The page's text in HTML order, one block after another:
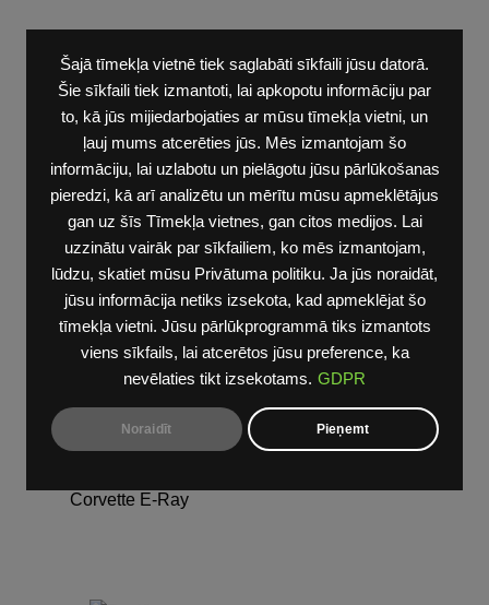
Šajā tīmekļa vietnē tiek saglabāti sīkfaili jūsu datorā.
Šie sīkfaili tiek izmantoti, lai apkopotu informāciju par
to, kā jūs mijiedarbojaties ar mūsu tīmekļa vietni, un
ļauj mums atcerēties jūs. Mēs izmantojam šo
informāciju, lai uzlabotu un pielāgotu jūsu pārlūkošanas
pieredzi, kā arī analizētu un mērītu mūsu apmeklētājus
gan uz šīs Tīmekļa vietnes, gan citos medijos. Lai
uzzinātu vairāk par sīkfailiem, ko mēs izmantojam,
lūdzu, skatiet mūsu Privātuma politiku. Ja jūs noraidāt,
jūsu informācija netiks izsekota, kad apmeklējat šo
tīmekļa vietni. Jūsu pārlūkprogrammā tiks izmantots
viens sīkfails, lai atcerētos jūsu preference, ka
nevēlaties tikt izsekotams. GDPR
Noraidīt Pieņemt
DURANGO
SIXPACK
DAYTONA
CORVETTE STINGRAY CORVETTE Z06
Corvette E-Ray